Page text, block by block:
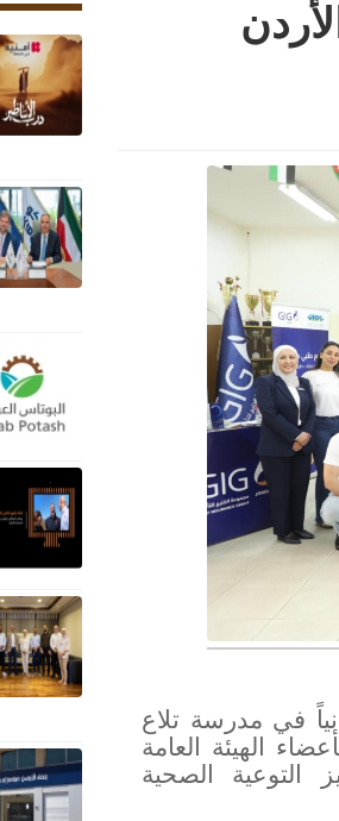
في مدرسة تلاع
الهيئة العامة
التوعية الصحية